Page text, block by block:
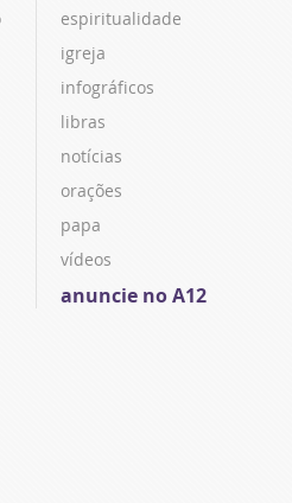
espiritualidade
igreja
infográficos
libras
notícias
orações
papa
vídeos
anuncie no A12